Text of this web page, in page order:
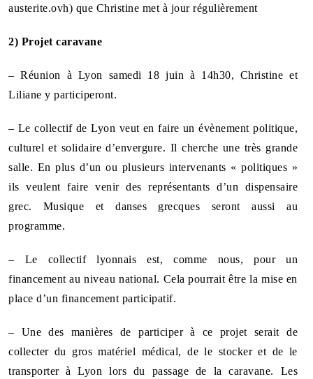
austerite.ovh) que Christine met à jour régulièrement
2) Projet caravane
– Réunion à Lyon samedi 18 juin à 14h30, Christine et
Liliane y participeront.
– Le collectif de Lyon veut en faire un évènement politique,
culturel et solidaire d’envergure. Il cherche une très grande
salle. En plus d’un ou plusieurs intervenants « politiques »
ils veulent faire venir des représentants d’un dispensaire
grec. Musique et danses grecques seront aussi au
programme.
– Le collectif lyonnais est, comme nous, pour un
financement au niveau national. Cela pourrait être la mise en
place d’un financement participatif.
– Une des manières de participer à ce projet serait de
collecter du gros matériel médical, de le stocker et de le
transporter à Lyon lors du passage de la caravane. Les